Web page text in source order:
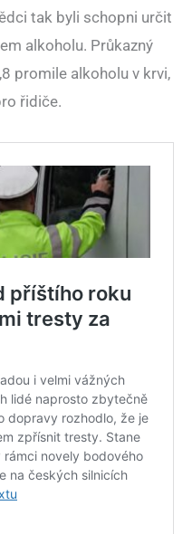
tak byli schopni určit
alkoholu. Průkazný
promile alkoholu v krvi,
řidiče.